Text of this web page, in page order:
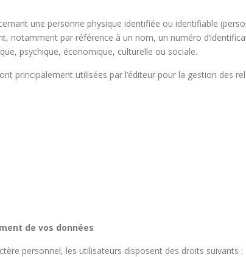
une personne physique identifiée ou identifiable
notamment par référence à un nom, un numéro
psychique, économique, culturelle ou sociale.
principalement utilisées par l’éditeur pour la gestion des
de vos données
personnel, les utilisateurs disposent des droits suivants :